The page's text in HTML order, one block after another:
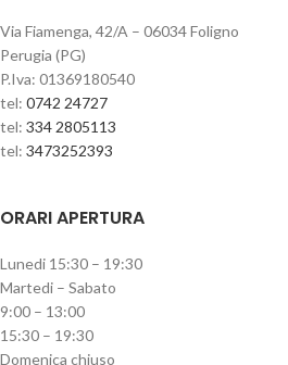
Via Fiamenga, 42/A – 06034 Foligno
Perugia (PG)
P.Iva: 01369180540
tel: 0742 24727
tel: 334 2805113
tel: 3473252393
ORARI APERTURA
Lunedi 15:30 – 19:30
Martedi – Sabato
9:00 – 13:00
15:30 – 19:30
Domenica chiuso